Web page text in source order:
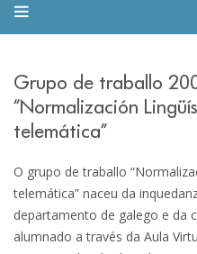
Grupo de traballo
“Normalización
telemática”
O grupo de traballo
telemática” naceu da
departamento de galego e da
alumnado a través da Aula